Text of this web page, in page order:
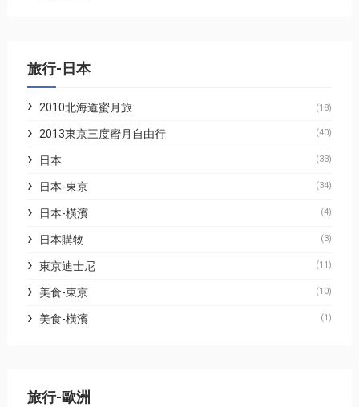
旅行-日本
2010北海道蜜月旅 (18)
2013東京三度蜜月自由行 (40)
日本 (33)
日本-東京 (34)
日本-橫濱 (4)
日本購物 (3)
東京迪士尼 (11)
美食-東京 (10)
美食-橫濱 (1)
旅行-歐洲